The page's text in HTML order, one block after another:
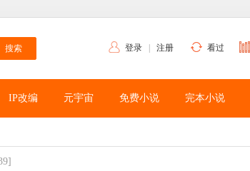
登录 注册 看过
IP改编 元宇宙 免费小说 完本小说